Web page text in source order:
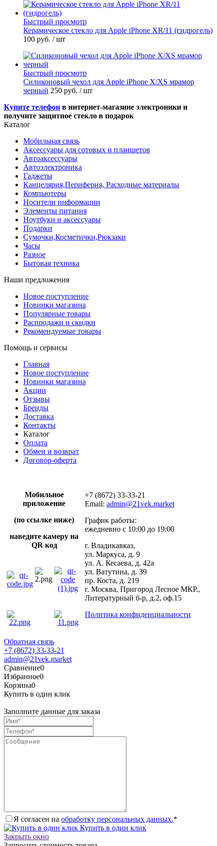
Быстрый просмотр
Керамическое стекло для Apple iPhone XR/11 (гидрогель)
100 руб. / шт
Быстрый просмотр
Силиконовый чехол для Apple iPhone X/XS мрамор
черный 250 руб. / шт
Купите телефон в интернет-магазине электроники и
получите защитное стекло в подарок
Каталог
Мобильная связь
Аксессуары для сотовых и планшетов
Автоаксессуары
Автоэлектроника
Гаджеты
Канцелярия,Периферия, Расходные материалы
Компьютеры
Носители информации
Элементы питания
Ноутбуки и аксессуары
Подарки
Сумочки,Косметички,Рюкзаки
Часы
Разное
Бытовая техника
Наши предложения
Новое поступление
Новинки магазина
Популярные товары
Распродажи и скидки
Рекомендуемые товары
Помощь и сервисы
Главная
Новое поступление
Новинки магазина
Акции
Отзывы
Бренды
Доставка
Контакты
Каталог
Оплата
Обмен и возврат
Договор-оферта
Мобильное
приложение
(по ссылке ниже)
наведите камеру на
QR код
+7 (8672) 33-33-21
Email: admin@21vek.market
График работы:
ежедневно с 10:00 до 19:00
г. Владикавказ,
ул. Маркуса, д. 9
ул. А. Кесаева, д. 42а
ул. Ватутина, д. 39
пр. Коста, д. 219
г. Москва, Пригород Лесное МКР.,
Литературный б-р, д.2, оф.15
Политика конфиденциальности
Обратная связь
+7 (8672) 33-33-21
admin@21vek.market
Сравнение0
Избранное0
Корзина0
Купить в один клик
Заполните данные для заказа
Я согласен на обработку персональных данных.*
Купить в один клик
Закрыть окно